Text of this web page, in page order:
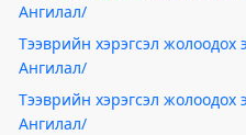
Ангилал/
Тээврийн хэрэгсэл жолоодох
Ангилал/
Тээврийн хэрэгсэл жолоодох
Ангилал/